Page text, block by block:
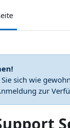
sich wie
zur